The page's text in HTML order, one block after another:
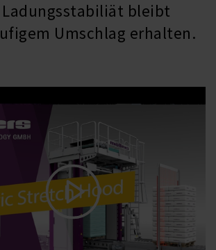
bleibt
Umschlag erhalten.